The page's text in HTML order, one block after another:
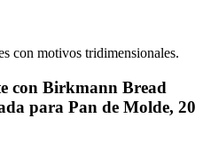
con motivos tridimensionales.
con Birkmann Bread
para Pan de Molde, 20